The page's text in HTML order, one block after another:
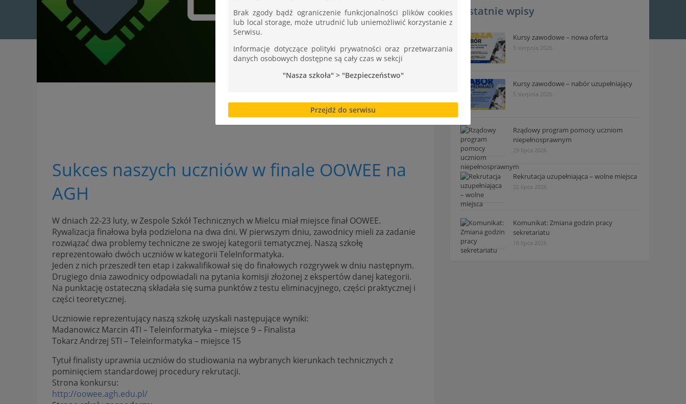
Sukces naszych uczniów w finale OOWEE na
AGH
W dniach 22-23 luty, w Zespole Szkół Technicznych w Mielcu miał miejsce finał OOWEE.
Rywalizacja finałowa była podzielona na dwa dni. W pierwszym dniu, zawodnicy mieli za zadanie
rozwiązać dwa problemy techniczne ze swojej kategorii tematycznej. Naszą szkołę
reprezentowało dwóch uczniów w kategorii TeleInformatyka.
Jeden z nich przeszedł ten etap i zakwalifikował się do finałowych rozgrywek w dniu następnym.
Drugiego dnia zawodnicy odpowiadali na pytania komisji złożonej z ekspertów danej kategorii.
Na punktację ostateczną składała się suma punktów z testu eliminacyjnego, części praktycznej i
części teoretycznej.
Uczniowie reprezentujący naszą szkołę uzyskali następujące wyniki:
Madanowicz Marcin 4TI – Teleinformatyka – miejsce 9 – Finalista
Tokarz Andrzej 5TI – Teleinformatyka – miejsce 15
Tytuł finalisty uprawnia uczniów do studiowania na wybranych kierunkach technicznych z
pominięciem standardowej procedury rekrutacji.
Strona konkursu:
http://oowee.agh.edu.pl/
Ostatnie wpisy
Kursy zawodowe – nowa oferta
5 sierpnia 2026
Kursy zawodowe – nabór uzupełniający
5 sierpnia 2026
Rządowy program pomocy uczniom
niepełnosprawnym
29 lipca 2026
Rekrutacja uzupełniająca – wolne miejsca
22 lipca 2026
Komunikat: Zmiana godzin pracy
sekretariatu
16 lipca 2026
Brak zgody bądź ograniczenie funkcjonalności plików cookies
lub local storage, może utrudnić lub uniemożliwić korzystanie z
Serwisu.
Informacje dotyczące polityki prywatności oraz przetwarzania
danych osobowych dostępne są cały czas w sekcji
"Nasza szkoła" > "Bezpieczeństwo"
Przejdź do serwisu